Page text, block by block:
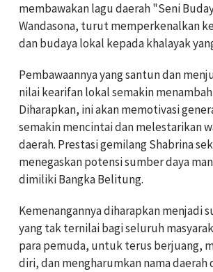
membawakan lagu daerah "Seni
Wandasona, turut memperkenalkan
dan budaya lokal kepada khalayak
Pembawaannya yang santun dan
nilai kearifan lokal semakin
Diharapkan, ini akan memotivasi
semakin mencintai dan melestarikan
daerah. Prestasi gemilang Shabrina
menegaskan potensi sumber daya
dimiliki Bangka Belitung.
Kemenangannya diharapkan menjadi
yang tak ternilai bagi seluruh
para pemuda, untuk terus berjuang,
diri, dan mengharumkan nama daerah